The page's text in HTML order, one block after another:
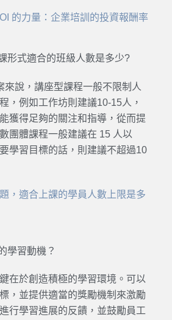
的力量：企業培訓的投資報酬率
形式適合的班級人數是多少?
來說，講座型課程一般不限制人
，例如工作坊則建議10-15人，
獲得足夠的關注和指導，從而提
團體課程一般建議在 15 人以
學習目標的話，則建議不超過10
，適合上課的學員人數上限是多
學習動機？
在於創造積極的學習環境。可以
，並提供適當的獎勵機制來激勵
行學習進展的反饋，並鼓勵員工